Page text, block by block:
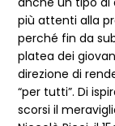
più attenti alla
perché fin da
platea dei
direzione di
“per tutti”. Di
scorsi il